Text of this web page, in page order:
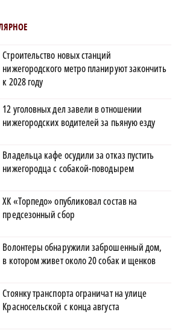
Строительство новых станций
нижегородского метро планируют закончить
к 2028 году
12 уголовных дел завели в отношении
нижегородских водителей за пьяную езду
Владельца кафе осудили за отказ пустить
нижегородца с собакой-поводырем
ХК «Торпедо» опубликовал состав на
предсезонный сбор
Волонтеры обнаружили заброшенный дом,
в котором живет около 20 собак и щенков
Стоянку транспорта ограничат на улице
Красносельской с конца августа